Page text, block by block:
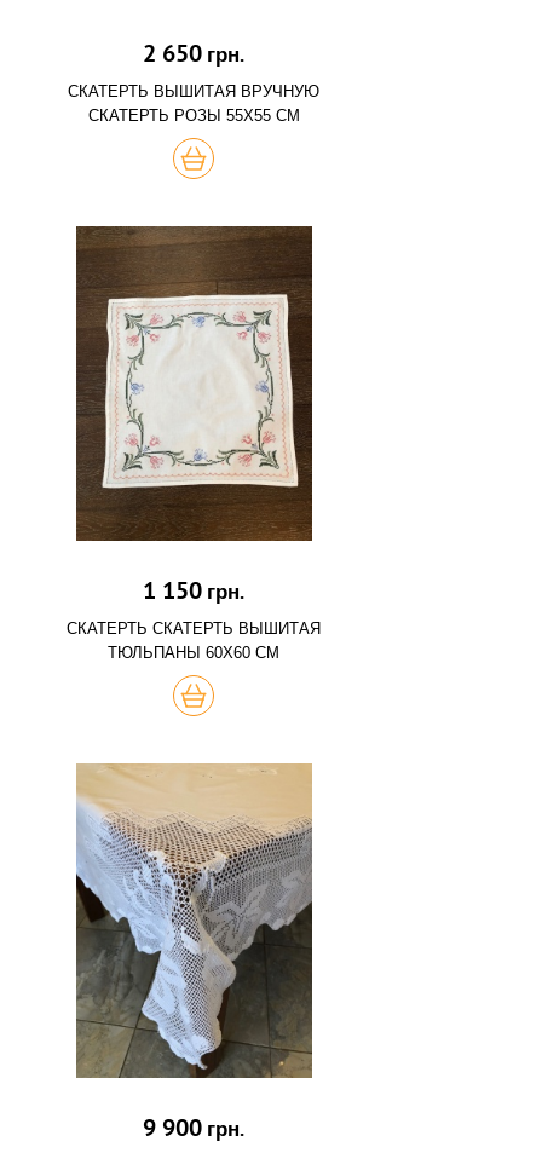
2 650 грн.
СКАТЕРТЬ ВЫШИТАЯ ВРУЧНУЮ
СКАТЕРТЬ РОЗЫ 55Х55 СМ
КУПИТЬ
1 150 грн.
СКАТЕРТЬ СКАТЕРТЬ ВЫШИТАЯ
ТЮЛЬПАНЫ 60Х60 СМ
КУПИТЬ
9 900 грн.